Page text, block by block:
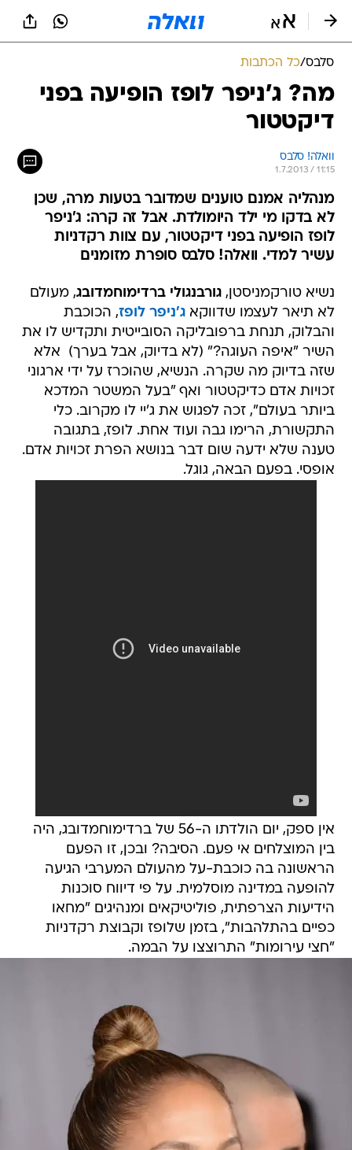
סלבס/כל הכתבות
מה? ג'ניפר לופז הופיעה בפני
דיקטטור
וואלה! סלבס
1.7.2013 / 11:15
מנהליה אמנם טוענים שמדובר בטעות מרה, שכן
לא בדקו מי ילד היומולדת. אבל זה קרה: ג'ניפר
לופז הופיעה בפני דיקטטור, עם צוות רקדניות
עשיר למדי. וואלה! סלבס סופרת מזומנים
נשיא טורקמניסטן,גורבנגולי ברדימוחמדובג, מעולם
לא תיאר לעצמו שדווקאג'ניפר לופז, הכוכבת
והבלוק, תנחת ברפובליקה הסובייטית ותקדיש לו את
השיר "איפה העוגה?" (לא בדיוק, אבל בערך)  אלא
שזה בדיוק מה שקרה. הנשיא, שהוכרז על ידי ארגוני
זכויות אדם כדיקטטור ואף "בעל המשטר המדכא
ביותר בעולם", זכה לפגוש את ג'יי לו מקרוב. כלי
התקשורת, הרימו גבה ועוד אחת. לופז, בתגובה 
טענה שלא ידעה שום דבר בנושא הפרת זכויות אדם.
אופסי. בפעם הבאה, גוגל.
אין ספק, יום הולדתו ה-56 של ברדימוחמדובג, היה
בין המוצלחים אי פעם. הסיבה? ובכן, זו הפעם
הראשונה בה כוכבת-על מהעולם המערבי הגיעה
להופעה במדינה מוסלמית. על פי דיווח סוכנות
הידיעות הצרפתית, פוליטיקאים ומנהיגים "מחאו
כפיים בהתלהבות", בזמן שלופז וקבוצת רקדניות
"חצי עירומות" התרוצצו על הבמה.